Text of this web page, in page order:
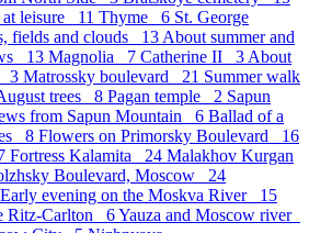
leisure 11 Thyme 6 St. George
fields and clouds 13 About summer and
13 Magnolia 7 Catherine II 3 About
3 Matrossky boulevard 21 Summer walk
trees 8 Pagan temple 2 Sapun
from Sapun Mountain 6 Ballad of a
8 Flowers on Primorsky Boulevard 16
Fortress Kalamita 24 Malakhov Kurgan
Boulevard, Moscow 24
Early evening on the Moskva River 15
Ritz-Carlton 6Yauza and Moscow river